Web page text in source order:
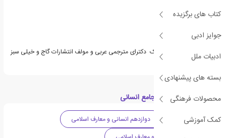
کتاب های برگزیده
جوایز ادبی
ادبیات ملل
بسته های پیشنهادی
محصولات فرهنگی
کمک آموزشی
بهروز حیدربکی دارای مدرک دکترای مترجمی عربی و مولف انتشارات گاج و خیلی سبز
می باشد.
دسته بندی های عربی جامع انسانی
متوسطه دوم
دوازدهم انسانی و معارف اسلامی